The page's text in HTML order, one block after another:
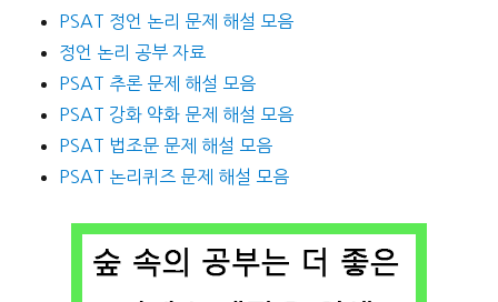
PSAT 정언 논리 문제 해설 모음
정언 논리 공부 자료
PSAT 추론 문제 해설 모음
PSAT 강화 약화 문제 해설 모음
PSAT 법조문 문제 해설 모음
PSAT 논리퀴즈 문제 해설 모음